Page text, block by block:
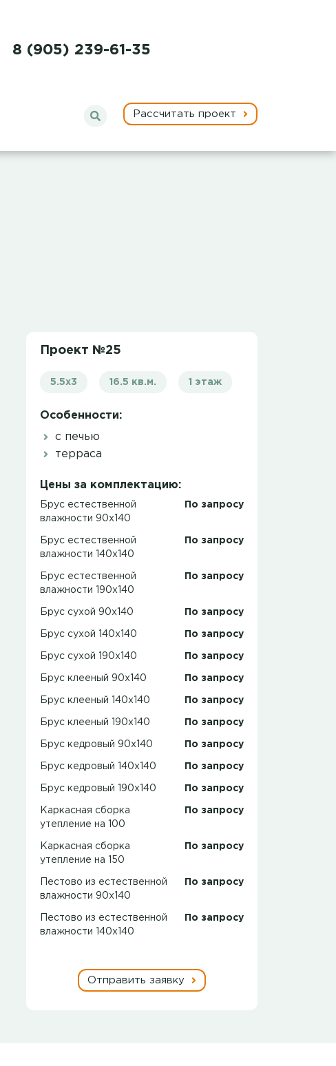
8 (905) 239-61-35
Рассчитать проект
Проект №25
5.5x3 16.5 кв.м. 1 этаж
Особенности:
с печью
терраса
Цены за комплектацию:
Брус естественной
влажности 90x140
По запросу
Брус естественной
влажности 140x140
По запросу
Брус естественной
влажности 190x140
По запросу
Брус сухой 90x140 По запросу
Брус сухой 140x140 По запросу
Брус сухой 190x140 По запросу
Брус клееный 90x140 По запросу
Брус клееный 140x140 По запросу
Брус клееный 190x140 По запросу
Брус кедровый 90x140 По запросу
Брус кедровый 140x140 По запросу
Брус кедровый 190x140 По запросу
Каркасная сборка
утепление на 100
По запросу
Каркасная сборка
утепление на 150
По запросу
Пестово из естественной
влажности 90х140
По запросу
Пестово из естественной
влажности 140х140
По запросу
Отправить заявку